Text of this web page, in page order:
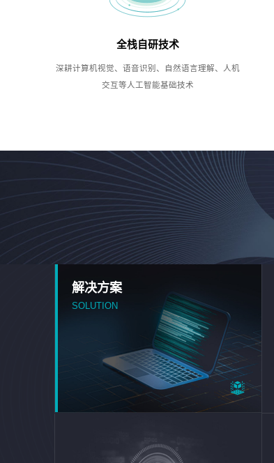
全栈自研技术
深耕计算机视觉、语音识别、自然语言理解、人机
交互等人工智能基础技术
解决方案
SOLUTION